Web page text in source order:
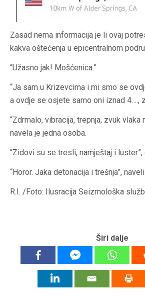
Zasad nema informacija je li ovaj
kakva oštećenja u epicentralnom
“Užasno jak! Mošćenica.”
“Ja sam u Krizevcima i mi smo se
a ovdje se osjete samo oni iznad 4….,
“Zdrmalo, vibracija, trepnja, zvuk vlaka
navela je jedna osoba.
“Zidovi su se tresli, namještaj i luster”,
“Horor. Jaka detonacija i trešnja”,
R.I. /Foto: Ilusracija Seizmološka
Širi dalje